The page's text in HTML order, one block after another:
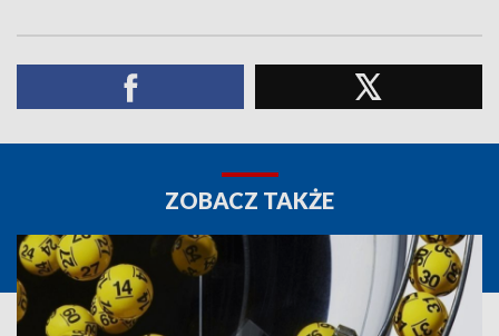
ZOBACZ TAKŻE